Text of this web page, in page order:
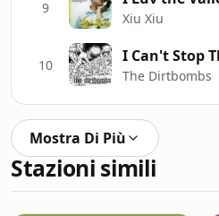
9
Xiu Xiu
10 I Can't Stop
The Dirtbombs
Mostra Di Più
Stazioni simili